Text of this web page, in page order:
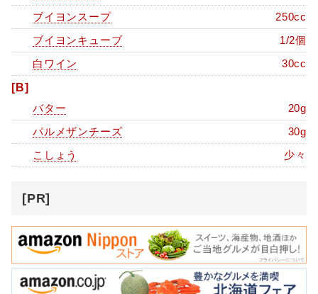
ブイヨンスープ
250cc
ブイヨンキューブ
1/2個
白ワイン
30cc
[B]
バター
20g
パルメザンチーズ
30g
こしょう
少々
[PR]